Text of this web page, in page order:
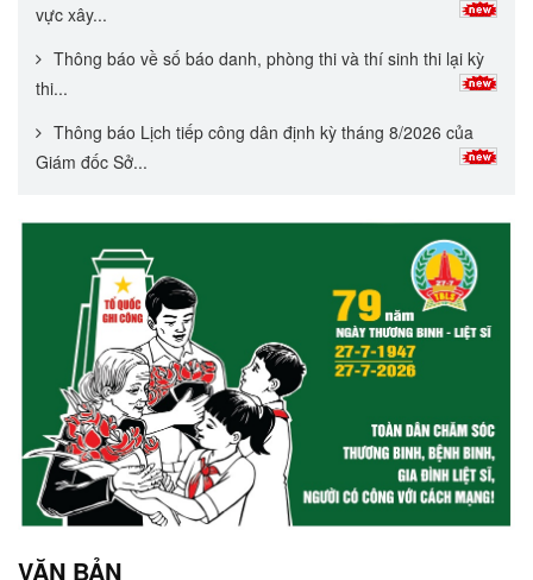
vực xây...
Thông báo về số báo danh, phòng thi và thí sinh thi lại kỳ
thi...
Thông báo Lịch tiếp công dân định kỳ tháng 8/2026 của
Giám đốc Sở...
VĂN BẢN